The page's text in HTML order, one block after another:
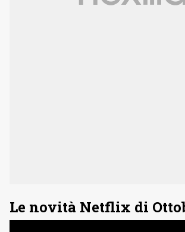
Le novità Netflix di